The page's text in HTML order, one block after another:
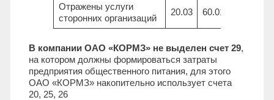
Отражены услуги
сторонних организаций
20.03 60.01
В компании ОАО «КОРМЗ» не выделен счет 29,
на котором должны формироваться затраты
предприятия общественного питания, для этого
ОАО «КОРМЗ» накопительно использует счета
20, 25, 26